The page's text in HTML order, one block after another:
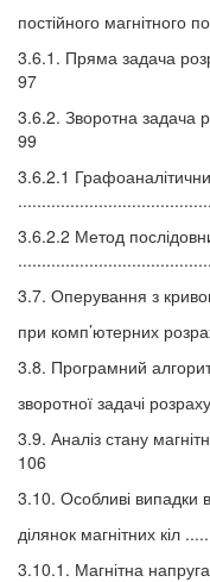
постійного магнітного
3.6.1. Пряма задача
97
3.6.2. Зворотна задача
99
3.6.2.1
3.6.2.2 Метод
3.7. Оперування з
при комп’ютерних
3.8. Програмний
зворотної задачі
3.9. Аналіз стану
106
3.10. Особливі випадки
ділянок магнітних кіл
3.10.1. Магнітна